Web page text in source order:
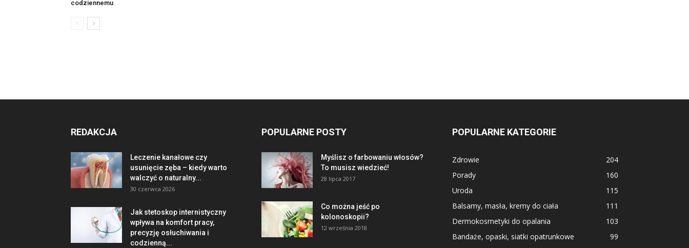
codziennemu
REDAKCJA
Leczenie kanałowe czy
usunięcie zęba – kiedy warto
walczyć o naturalny...
30 czerwca 2026
Jak stetoskop internistyczny
wpływa na komfort pracy,
precyzję osłuchiwania i
codzienną...
POPULARNE POSTY
Myślisz o farbowaniu włosów?
To musisz wiedzieć!
28 lipca 2017
Co można jeść po
kolonoskopii?
12 września 2018
POPULARNE KATEGORIE
Zdrowie
204
Porady
160
Uroda
115
Balsamy, masła, kremy do ciała
111
Dermokosmetyki do opalania
103
Bandaże, opaski, siatki opatrunkowe
99